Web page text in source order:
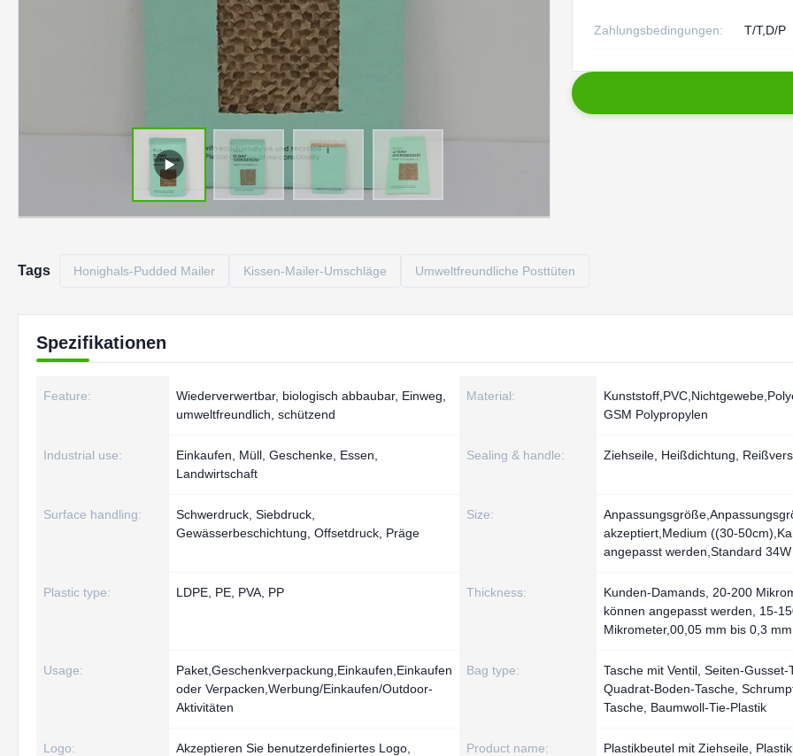
Zahlungsbedingungen: T/T,D/P
Tags Honighals-Pudded Mailer Kissen-Mailer-Umschläge Umweltfreundliche Posttüten
Spezifikationen
Feature:
Wiederverwertbar, biologisch abbaubar, Einweg,
umweltfreundlich, schützend
Material:
GSM Polypropylen
Industrial use:
Einkaufen, Müll, Geschenke, Essen,
Landwirtschaft
Sealing & handle: Ziehseile, Heißdichtung,
Surface handling:
Schwerdruck, Siebdruck,
Gewässerbeschichtung, Offsetdruck, Präge
Size:
akzeptiert,Medium ((30-
angepasst werden,Standard 34W
Plastic type: LDPE, PE, PVA, PP Thickness:
Kunden-Damands, 20-200
können angepasst werden, 15-
Mikrometer,00,05 mm bis 0,3 mm
Usage:
Paket,Geschenkverpackung,Einkaufen,Einkaufen
oder Verpacken,Werbung/Einkaufen/Outdoor-
Aktivitäten
Bag type:
Tasche mit Ventil, Seiten-Gusset-
Quadrat-Boden-Tasche,
Tasche, Baumwoll-Tie-Plastik
Logo:
Akzeptieren Sie benutzerdefiniertes Logo,
Product name:
Plastikbeutel mit Ziehseile,